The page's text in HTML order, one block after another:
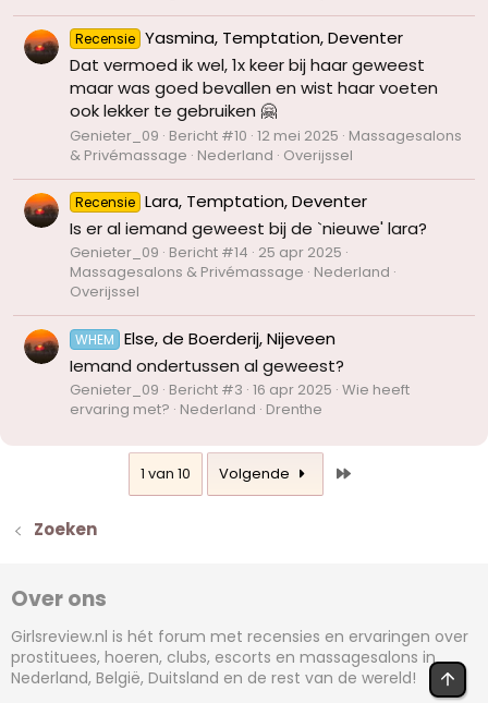
Recensie Yasmina, Temptation, Deventer
Dat vermoed ik wel, 1x keer bij haar geweest
maar was goed bevallen en wist haar voeten
ook lekker te gebruiken 🤗
Genieter_09 Bericht #10 12 mei 2025 Massagesalons
& Privémassage Nederland Overijssel
Recensie Lara, Temptation, Deventer
Is er al iemand geweest bij de `nieuwe' lara?
Genieter_09 Bericht #14 25 apr 2025
Massagesalons & Privémassage Nederland
Overijssel
WHEM
Else, de Boerderij, Nijeveen
Iemand ondertussen al geweest?
Genieter_09 Bericht #3 16 apr 2025 Wie heeft
ervaring met? Nederland Drenthe
1 van 10 Volgende
Zoeken
Over ons
Girlsreview.nl is hét forum met recensies en ervaringen over
prostituees, hoeren, clubs, escorts en massagesalons in
Nederland, België, Duitsland en de rest van de wereld!